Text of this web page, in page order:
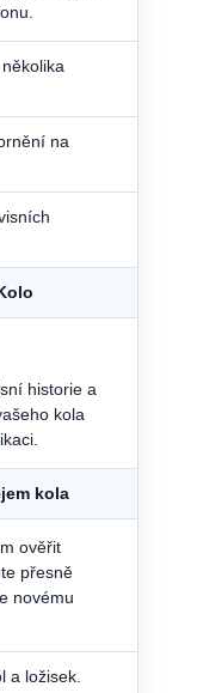
na
historie a
kola
kola
ověřit
přesně
novému
a ložisek.